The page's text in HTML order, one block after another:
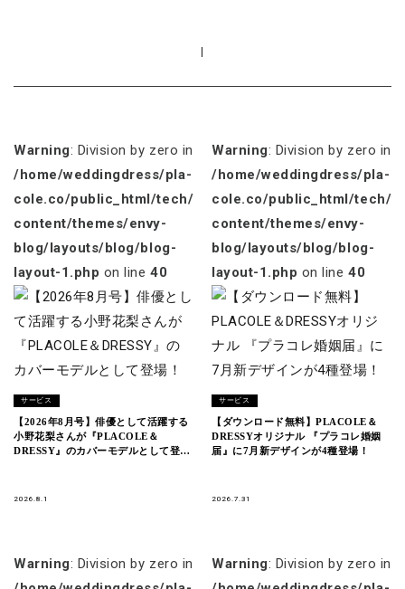
Warning: Division by zero in
/home/weddingdress/pla-
cole.co/public_html/tech/wp-
content/themes/envy-
blog/layouts/blog/blog-
layout-1.php on line40
サービス
【2026年8月号】俳優として活躍する
小野花梨さんが『PLACOLE＆
DRESSY』のカバーモデルとして登
2026.8.1
Warning: Division by zero in
/home/weddingdress/pla-
cole.co/public_html/tech/
content/themes/envy-
blog/layouts/blog/blog-
layout-1.php on line40
サービス
【ダウンロード無料】PLACOLE＆
DRESSYオリジナル 『プラコレ婚姻
届』に7月新デザインが4種登場！
2026.7.31
Warning: Division by zero in
Warning: Division by zero in